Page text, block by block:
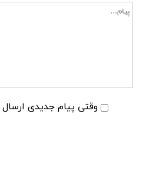
وقتی پیام جدیدی